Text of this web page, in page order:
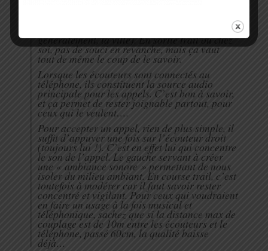
généralement, la ville). En sortie trail ou chez
soi, pas de souci en revanche, mais ça vaut
tout de même le coup de le savoir.
Lorsque les écouteurs sont connectés au
téléphone, ils constituent la source audio
principale pour les appels. C’est bon à savoir,
et ça permet de rester joignable partout, pour
ceux qui le veulent….
Pour accepter un appel, rien de plus simple, il
suffit d’appuyer une fois sur l’écouteur droit
(toujours lui !). C’est en effet lui qui concentre
le son de l’appel. Le gauche servant à créer
une « ambiance sonore » permettant de nous
isoler du milieu ambiant. En course trail, c’est
toutefois à modérer car il faut savoir rester
concentré et vigilant. Pour ceux qui voudraient
en faire un usage à la fois musical et
téléphonique, sachez que si la distance max de
couplage est de 10m entre les écouteurs et le
téléphone, passé 60cm, la qualité baisse
déjà…